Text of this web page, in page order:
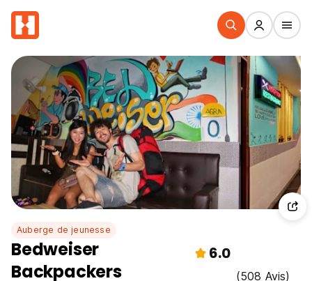
Auberge de jeunesse
Bedweiser
Backpackers
6.0
(508 Avis)